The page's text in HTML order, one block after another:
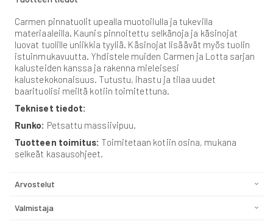
Carmen pinnatuolit upealla muotoilulla ja tukevilla
materiaaleilla. Kaunis pinnoitettu selkänoja ja käsinojat
luovat tuolille uniikkia tyyliä. Käsinojat lisäävät myös tuolin
istuinmukavuutta. Yhdistele muiden Carmen ja Lotta sarjan
kalusteiden kanssa ja rakenna mieleisesi
kalustekokonaisuus. Tutustu, ihastu ja tilaa uudet
baarituolisi meiltä kotiin toimitettuna.
Tekniset tiedot:
Runko: Petsattu massiivipuu.
Tuotteen toimitus: Toimitetaan kotiin osina, mukana
selkeät kasausohjeet.
Arvostelut
Valmistaja